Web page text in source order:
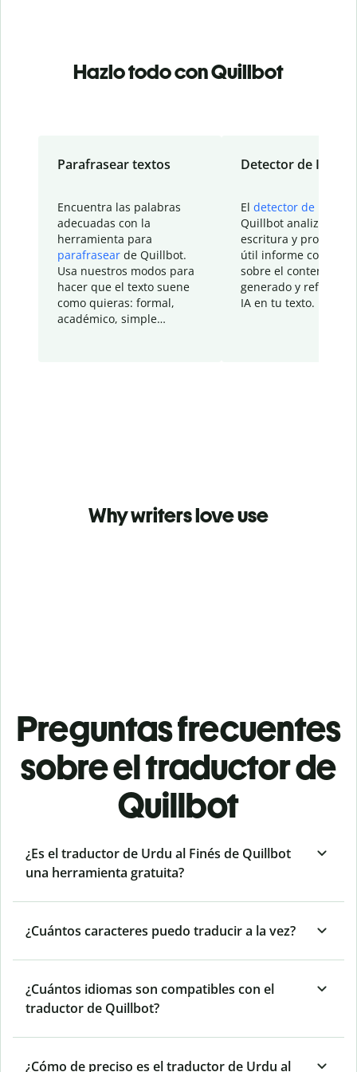
Hazlo todo con Quillbot
Parafrasear textos
Encuentra las palabras
adecuadas con la
herramienta para
parafrasear de Quillbot.
Usa nuestros modos para
hacer que el texto suene
como quieras: formal,
académico, simple…
Detector de IA
El detector de IA
Quillbot analiza tu
escritura y
útil informe con
sobre el contenido
generado y refinado
IA en tu texto.
Why writers love use
Preguntas frecuentes
sobre el traductor de
Quillbot
¿Es el traductor de Urdu al Finés de Quillbot
una herramienta gratuita?
¿Cuántos caracteres puedo traducir a la vez?
¿Cuántos idiomas son compatibles con el
traductor de Quillbot?
¿Cómo de preciso es el traductor de Urdu al